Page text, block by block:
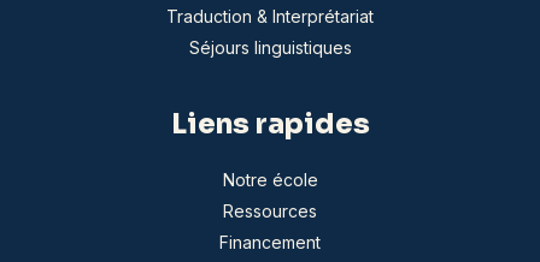
Traduction & Interprétariat
Séjours linguistiques
Liens rapides
Notre école
Ressources
Financement